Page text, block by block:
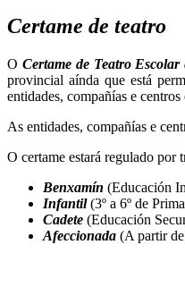
Certame de teatro
O Certame de Teatro
provincial aínda que está
entidades, compañías e
As entidades, compañías e
O certame estará regulado por
Benxamín (Educación
Infantil(3º a 6º de
Cadete (Educación
Afeccionada (A partir